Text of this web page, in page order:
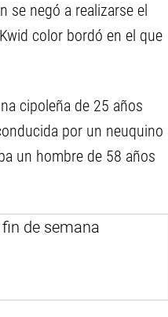
se negó a realizarse el
color bordó en el que
cipoleña de 25 años
por un neuquino
un hombre de 58 años